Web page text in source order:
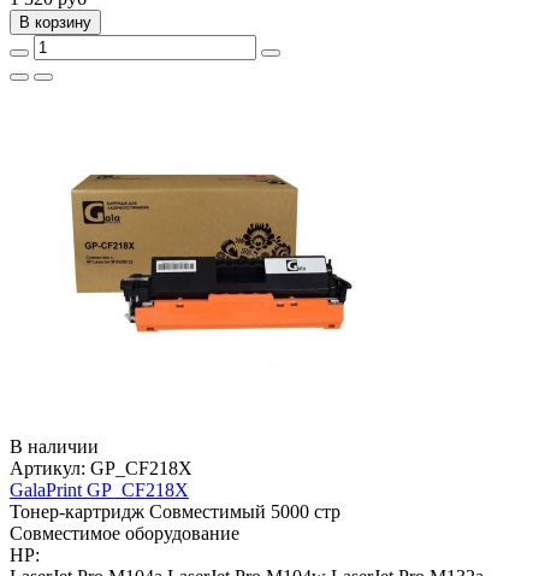
В корзину
В наличии
Артикул: GP_CF218X
GalaPrint GP_CF218X
Тонер-картридж Совместимый 5000 стр
Совместимое оборудование
HP: